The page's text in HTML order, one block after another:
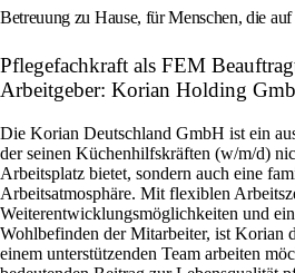
Betreuung zu Hause, für Menschen, die
Pflegefachkraft als FEM
Arbeitgeber: Korian Holding
Die Korian Deutschland GmbH ist ein
der seinen Küchenhilfskräften (w/m/d)
Arbeitsplatz bietet, sondern auch eine
Arbeitsatmosphäre. Mit flexiblen
Weiterentwicklungsmöglichkeiten und
Wohlbefinden der Mitarbeiter, ist Korian
einem unterstützenden Team arbeiten